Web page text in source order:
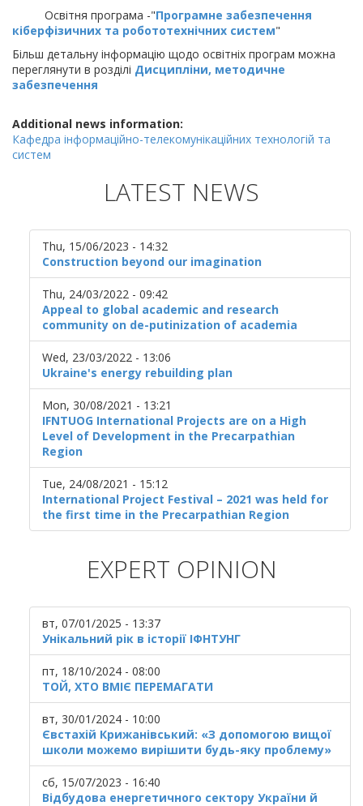
Освітня програма -"Програмне забезпечення
кіберфізичних та робототехнічних систем"
Більш детальну інформацію щодо освітніх програм можна
переглянути в розділі Дисципліни, методичне
забезпечення
Additional news information:
Кафедра інформаційно-телекомунікаційних технологій та
систем
LATEST NEWS
Thu, 15/06/2023 - 14:32
Construction beyond our imagination
Thu, 24/03/2022 - 09:42
Appeal to global academic and research
community on de-putinization of academia
Wed, 23/03/2022 - 13:06
Ukraine's energy rebuilding plan
Mon, 30/08/2021 - 13:21
IFNTUOG International Projects are on a High
Level of Development in the Precarpathian
Region
Tue, 24/08/2021 - 15:12
International Project Festival – 2021 was held for
the first time in the Precarpathian Region
EXPERT OPINION
вт, 07/01/2025 - 13:37
Унікальний рік в історії ІФНТУНГ
пт, 18/10/2024 - 08:00
ТОЙ, ХТО ВМІЄ ПЕРЕМАГАТИ
вт, 30/01/2024 - 10:00
Євстахій Крижанівський: «З допомогою вищої
школи можемо вирішити будь-яку проблему»
сб, 15/07/2023 - 16:40
Відбудова енергетичного сектору України й